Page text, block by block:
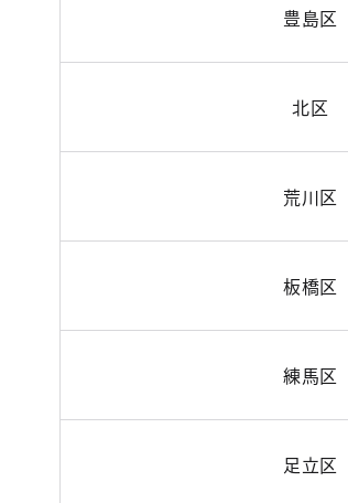
豊島区
北区
荒川区
板橋区
練馬区
足立区